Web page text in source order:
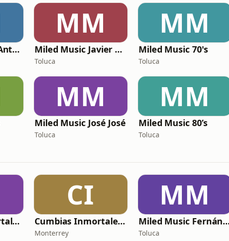
Miled Music M. Antonio Solís
MM
Miled Music Javier Solís
Toluca
MM
Miled Music 70's
Toluca
MM
Miled Music José José
Toluca
MM
Miled Music 80’s
Toluca
Norteñas Inmortales Radio
CI
Cumbias Inmortales Radio
Monterrey
MM
Miled Music
Toluca